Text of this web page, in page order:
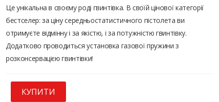
Це унікальна в своєму роді гвинтівка. В своїй цінової категорії
бестселер: за ціну середньостатистичного пістолета ви
отримуєте відмінну і за якістю, і за потужністю гвинтівку.
Додатково проводиться установка газової пружини з
розконсервацією гвинтівки!
КУПИТИ